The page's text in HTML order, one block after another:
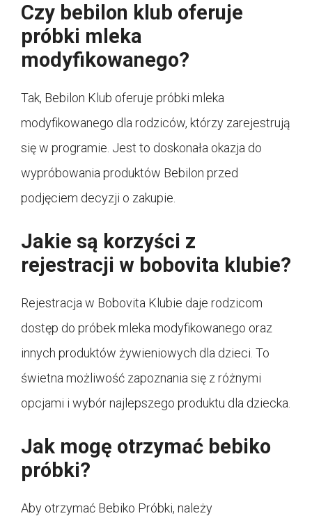
Czy bebilon klub oferuje
próbki mleka
modyfikowanego?
Tak, Bebilon Klub oferuje próbki mleka
modyfikowanego dla rodziców, którzy zarejestrują
się w programie. Jest to doskonała okazja do
wypróbowania produktów Bebilon przed
podjęciem decyzji o zakupie.
Jakie są korzyści z
rejestracji w bobovita klubie?
Rejestracja w Bobovita Klubie daje rodzicom
dostęp do próbek mleka modyfikowanego oraz
innych produktów żywieniowych dla dzieci. To
świetna możliwość zapoznania się z różnymi
opcjami i wybór najlepszego produktu dla dziecka.
Jak mogę otrzymać bebiko
próbki?
Aby otrzymać Bebiko Próbki, należy